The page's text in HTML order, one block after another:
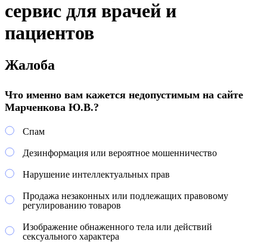
сервис для врачей и
пациентов
Жалоба
Что именно вам кажется недопустимым на сайте
Марченкова Ю.В.?
Спам
Дезинформация или вероятное мошенничество
Нарушение интеллектуальных прав
Продажа незаконных или подлежащих правовому
регулированию товаров
Изображение обнаженного тела или действий
сексуального характера